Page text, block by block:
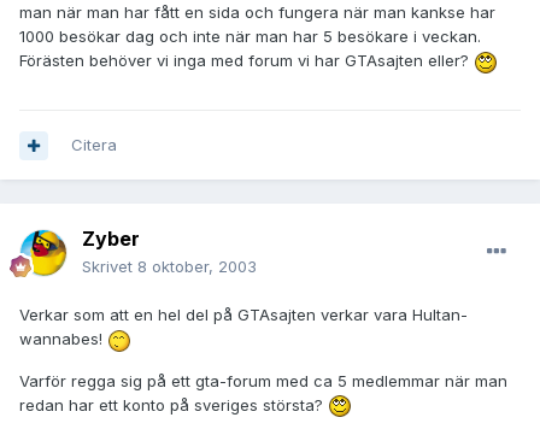
man när man har fått en sida och fungera när man kankse har
1000 besökar dag och inte när man har 5 besökare i veckan.
Förästen behöver vi inga med forum vi har GTAsajten eller?
Citera
Zyber
Skrivet 8 oktober, 2003
Verkar som att en hel del på GTAsajten verkar vara Hultan-
wannabes!
Varför regga sig på ett gta-forum med ca 5 medlemmar när man
redan har ett konto på sveriges största?